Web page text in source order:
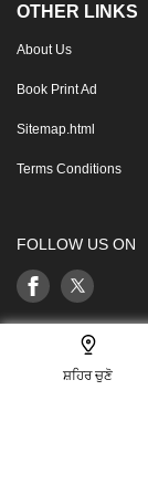
ਸ਼ਹਿਰ ਚੁਣੋ
OTHER LINKS
About Us
Book Print Ad
Sitemap.html
Terms Conditions
FOLLOW US ON
This website follows